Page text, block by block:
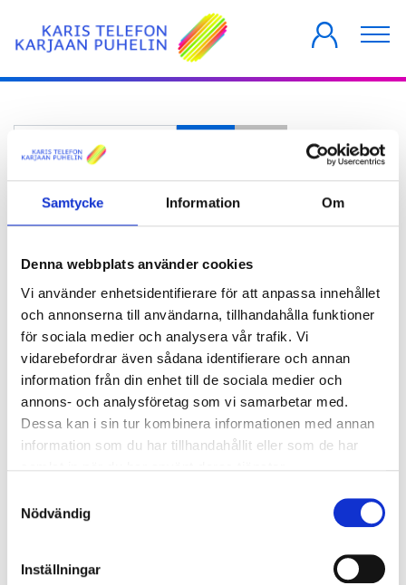
Samtycke Information Om
Denna webbplats använder cookies
Vi använder enhetsidentifierare för att anpassa innehållet
och annonserna till användarna, tillhandahålla funktioner
för sociala medier och analysera vår trafik. Vi
vidarebefordrar även sådana identifierare och annan
information från din enhet till de sociala medier och
annons- och analysföretag som vi samarbetar med.
Dessa kan i sin tur kombinera informationen med annan
information som du har tillhandahållit eller som de har
Nödvändig
Inställningar
FÖRETAG
Ange del av rubrik
Visa #
Fiber till
landsbygden -